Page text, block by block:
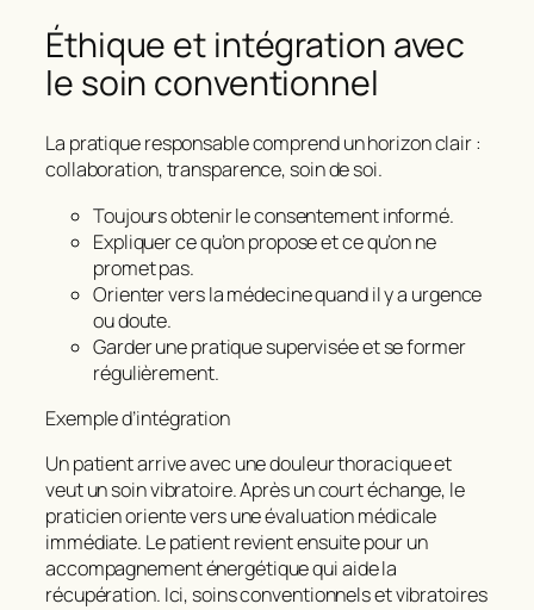
Éthique et intégration avec
le soin conventionnel
La pratique responsable comprend un horizon clair :
collaboration, transparence, soin de soi.
Toujours obtenir le consentement informé.
Expliquer ce qu’on propose et ce qu’on ne
promet pas.
Orienter vers la médecine quand il y a urgence
ou doute.
Garder une pratique supervisée et se former
régulièrement.
Exemple d’intégration
Un patient arrive avec une douleur thoracique et
veut un soin vibratoire. Après un court échange, le
praticien oriente vers une évaluation médicale
immédiate. Le patient revient ensuite pour un
accompagnement énergétique qui aide la
récupération. Ici, soins conventionnels et vibratoires